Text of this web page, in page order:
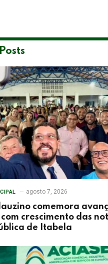
Posts
agosto 7, 2026
comemora
crescimento das
de Itabela